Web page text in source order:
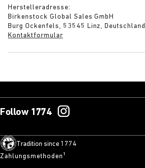
Herstelleradresse:
Birkenstock Global Sales GmbH
Burg Ockenfels, 53545 Linz, Deutschland
Kontaktformular
Follow 1774
Tradition since 1774
Zahlungsmethoden¹